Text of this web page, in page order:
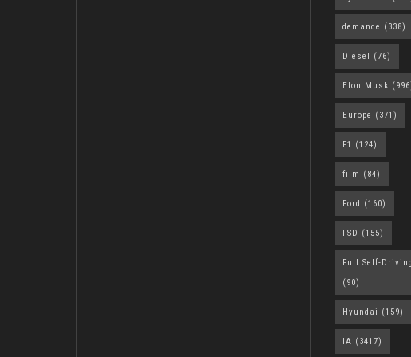
demande (338)
Diesel (76)
Elon Musk
Europe (371)
F1 (124)
film (84)
Ford (160)
FSD (155)
Full Self-
(90)
Hyundai (159)
IA (3417)